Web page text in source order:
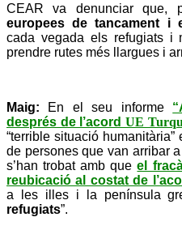
CEAR va denunciar que,
europees de tancament i
cada vegada els refugiats i
prendre rutes més llargues i
Maig: En el seu informe
després de l’acord UE
“terrible situació
de persones que van arribar
s’han trobat amb queel
reubicació al costat de
a les illes i la península
refugiats”.